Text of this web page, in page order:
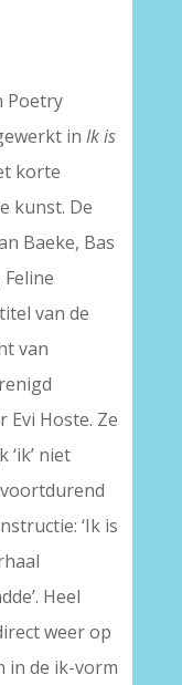
Poetry
in Ik is
korte
kunst. De
Baeke, Bas
van de
van
Evi Hoste. Ze
niet
‘Ik is
Heel
weer op
in de ik-vorm